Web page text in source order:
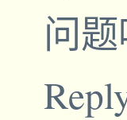
问